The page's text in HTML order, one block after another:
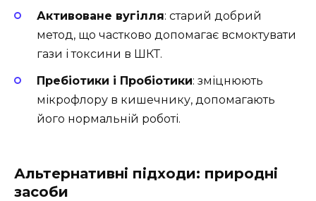
Активоване вугілля: старий добрий
метод, що частково допомагає всмоктувати
гази і токсини в ШКТ.
Пребіотики і Пробіотики: зміцнюють
мікрофлору в кишечнику, допомагають
його нормальній роботі.
Альтернативні підходи: природні
засоби